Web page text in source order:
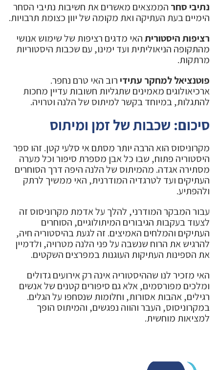
נתיבי סחר הממצאים מאשרים את חשיבות נתיבי הסחר
הימיים בעת העתיקה ואת מקומה של יוון כצומת תרבויות.
רציפות היסטוריתהאי מדגים רציפות של שימוש אנושי
מהתקופה הניאוליתית ועד ימינו, עם שכבות היסטוריות
מרתקות.
פוטנציאל למחקר עתידירוב האי טרם נחפר.
ארכיאולוגים מאמינים שתגליות חשובות עדיין מחכות
להתגלות, במיוחד בקשר למיתוס של הלנה וטרויה.
סיכום: שכבות של זמן ומיתוס
מקרוניסוס הוא הרבה יותר מסתם אי סלעי קטן. זהו ספר
היסטוריה פתוח, שבו כל אבן מספרת סיפור וכל מערה
מסתירה אגדה. מהמיתוס של הלנה היפה דרך הסוחרים
העתיקים ועד לטרגדיה המודרנית, האי ממשיך לרתק
ולהפתיע.
עבור המבקר המודרני, להלך על אדמת מקרוניסוס זה
לצעוד בעקבות הגיבורים המיתולוגיים, הסוחרים
העתיקים והמלחים האמיצים. זה לגעת בהיסטוריה חיה,
להרגיש את הרוח שנשבה על פני הלנה מטרויה, ולדמיין
את הספינות העתיקות העוגנות במפרצים השקטים.
האי מזכיר לנו שההיסטוריה אינה רק אירועים גדולים
ומלכים מפורסמים, אלא גם סיפורים קטנים של אנשים
רגילים, אהבות אסורות, וחלומות שנסחפו על הגלים.
במקרוניסוס, העבר והווה נפגשים, והמיתוס הופך
למציאות מוחשית.